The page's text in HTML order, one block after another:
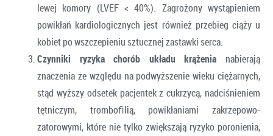
lewej komory (LVEF < 40%). Zagrożony wystąpieniem
powikłań kardiologicznych jest również przebieg ciąży u
kobiet po wszczepieniu sztucznej zastawki serca.
Czynniki ryzyka chorób układu krążenia nabierają
znaczenia ze względu na podwyższenie wieku ciężarnych,
stąd wyższy odsetek pacjentek z cukrzycą, nadciśnieniem
tętniczym, tromboﬁlią, powikłaniami zakrzepowo-
zatorowymi, które nie tylko zwiększają ryzyko poronienia,